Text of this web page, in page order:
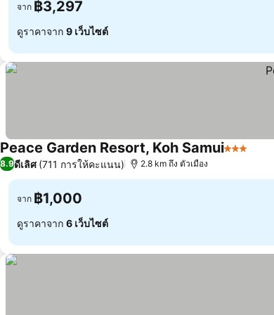
จาก ฿3,297
ดูราคาจาก 9 เว็บไซต์
Peace Garden Resort, Koh Samui3 ดาว
8.9ดีเลิศ (711 การให้คะแนน) 2.8 km ถึง ตัวเมือง
จาก ฿1,000
ดูราคาจาก 6 เว็บไซต์